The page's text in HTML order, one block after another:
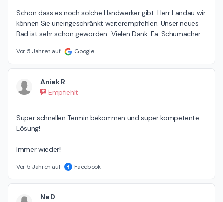
Schön dass es noch solche Handwerker gibt. Herr Landau wir
können Sie uneingeschränkt weiterempfehlen. Unser neues
Bad ist sehr schön geworden.  Vielen Dank. Fa. Schumacher
Vor 5 Jahren auf Google
Aniek R
Empfiehlt
Super schnellen Termin bekommen und super kompetente
Lösung!
Immer wieder!!
Vor 5 Jahren auf Facebook
Na D